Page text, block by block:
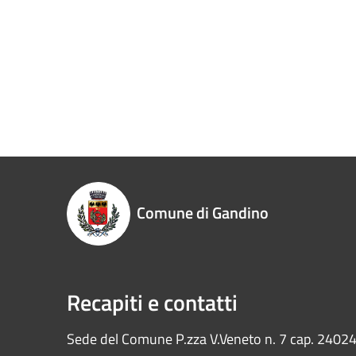
Comune di Gandino
Recapiti e contatti
Sede del Comune P.zza V.Veneto n. 7 cap. 24024